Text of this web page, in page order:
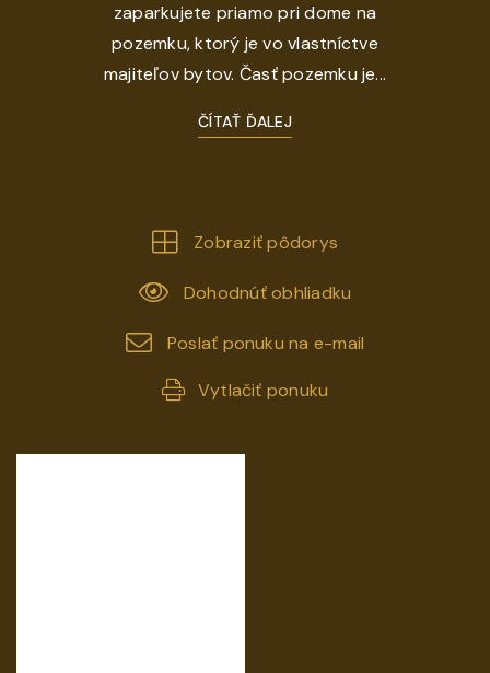
zaparkujete priamo pri dome na
pozemku, ktorý je vo vlastníctve
majiteľov bytov. Časť pozemku je...
ČÍTAŤ ĎALEJ
Zobraziť pôdorys
Dohodnúť obhliadku
Poslať ponuku na e-mail
Vytlačiť ponuku